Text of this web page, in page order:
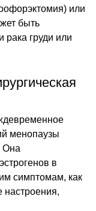
или
быть
рака груди или
менопаузы
Она
в
симптомам, как